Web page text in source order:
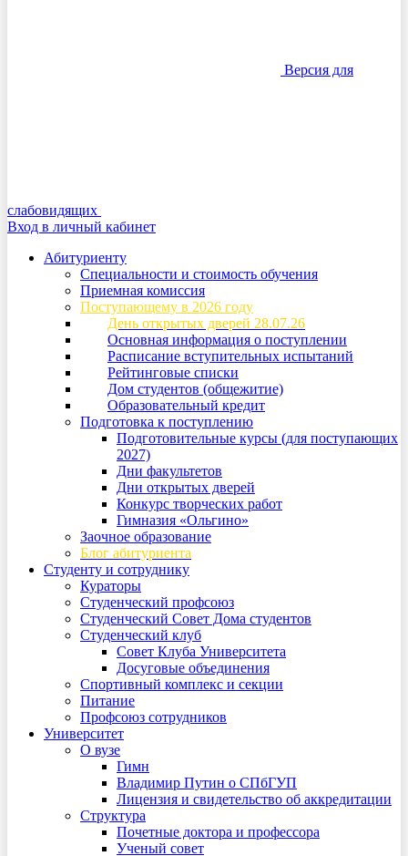
Версия для
слабовидящих
Вход в личный кабинет
Абитуриенту
Специальности и стоимость обучения
Приемная комиссия
Поступающему в 2026 году
День открытых дверей 28.07.26
Основная информация о поступлении
Расписание вступительных испытаний
Рейтинговые списки
Дом студентов (общежитие)
Образовательный кредит
Подготовка к поступлению
Подготовительные курсы (для поступающих
2027)
Дни факультетов
Дни открытых дверей
Конкурс творческих работ
Гимназия «Ольгино»
Заочное образование
Блог абитуриента
Студенту и сотруднику
Кураторы
Студенческий профсоюз
Студенческий Совет Дома студентов
Студенческий клуб
Совет Клуба Университета
Досуговые объединения
Спортивный комплекс и секции
Питание
Профсоюз сотрудников
Университет
О вузе
Гимн
Владимир Путин о СПбГУП
Лицензия и свидетельство об аккредитации
Структура
Почетные доктора и профессора
Ученый совет